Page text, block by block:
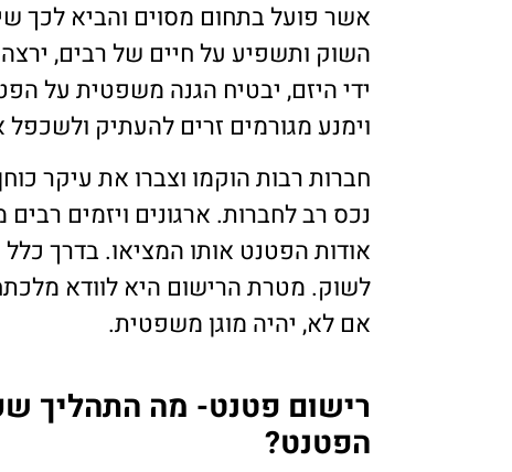
אשר פועל בתחום מסוים והביא לכך
השוק ותשפיע על חיים של רבים,
ידי היזם, יבטיח הגנה משפטית על
וימנע מגורמים זרים להעתיק
חברות רבות הוקמו וצברו את עיקר
נכס רב לחברות. ארגונים ויזמים
אודות הפטנט אותו המציאו. בדרך
לשוק. מטרת הרישום היא לוודא
אם לא, יהיה מוגן משפטית.
רישום פטנט- מה התהליך
הפטנט?